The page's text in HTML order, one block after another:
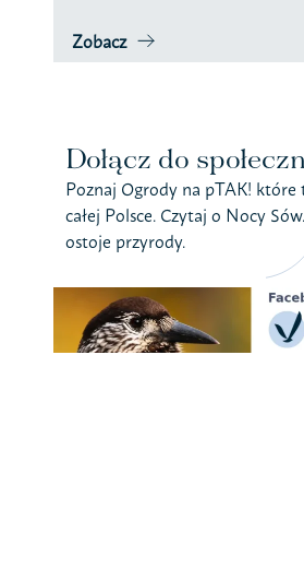
Zobacz
Dołącz do
Poznaj Ogrody na pTAK!
całej Polsce. Czytaj o Nocy
ostoje przyrody.